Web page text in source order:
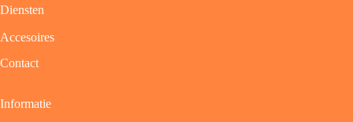
Diensten
Accesoires
Contact
Informatie